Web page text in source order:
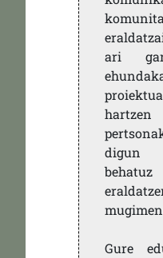
ari
digun
Gure